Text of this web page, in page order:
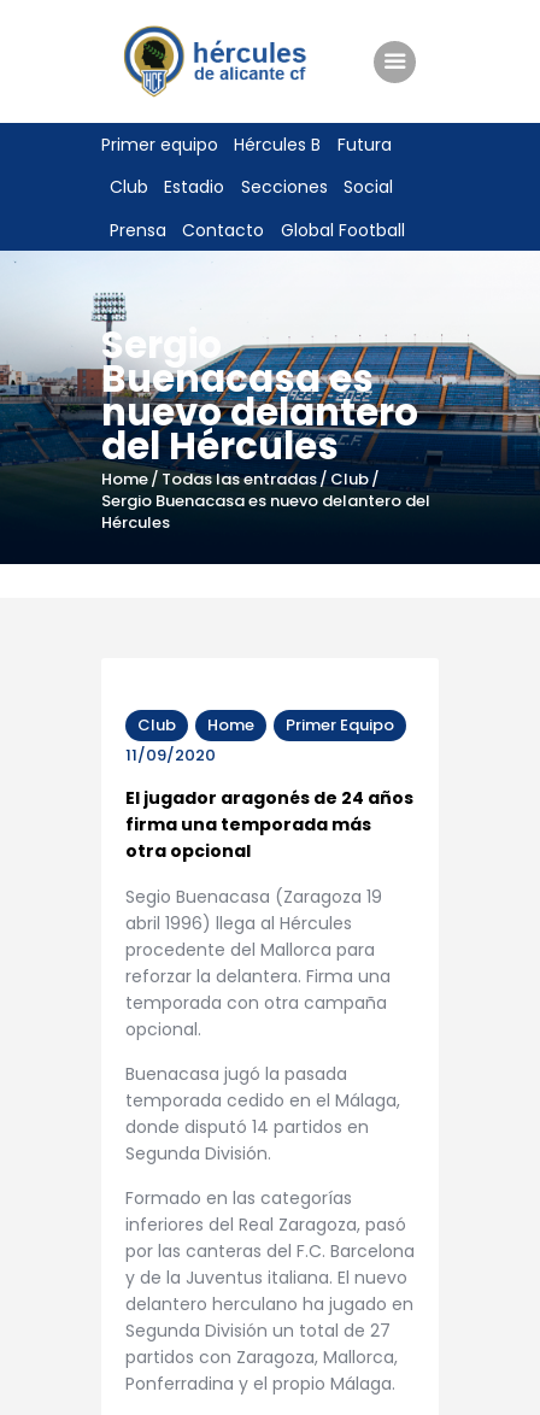
Primer equipo Hércules B
Futura
Club
Estadio Secciones
Social
Prensa
Contacto Global Football
Sergio
Buenacasa es
nuevo delantero
del Hércules
Home Todas las entradas
Club
Sergio Buenacasa es nuevo delantero del
Hércules
ENTRADAS
TIENDA
HÉRCULESCF100
Club Home
Primer Equipo
11/09/2020
El jugador aragonés de 24 años
firma una temporada más
otra opcional
Segio Buenacasa (Zaragoza 19
abril 1996) llega al Hércules
procedente del Mallorca para
reforzar la delantera. Firma una
temporada con otra campaña
opcional.
Buenacasa jugó la pasada
temporada cedido en el Málaga,
donde disputó 14 partidos en
Segunda División.
Formado en las categorías
inferiores del Real Zaragoza, pasó
por las canteras del F.C. Barcelona
y de la Juventus italiana. El nuevo
delantero herculano ha jugado en
Segunda División un total de 27
partidos con Zaragoza, Mallorca,
Ponferradina y el propio Málaga.